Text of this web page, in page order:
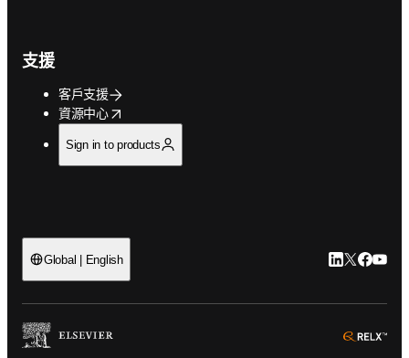
支援
客戶支援
資源中心
opens in new tab/window
Sign in to products
Global | English LinkedIn 打
Twitter 打